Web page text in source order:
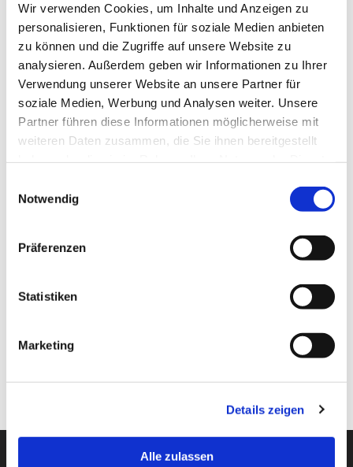
Wir verwenden Cookies, um Inhalte und Anzeigen zu
personalisieren, Funktionen für soziale Medien anbieten
zu können und die Zugriffe auf unsere Website zu
analysieren. Außerdem geben wir Informationen zu Ihrer
Verwendung unserer Website an unsere Partner für
soziale Medien, Werbung und Analysen weiter. Unsere
Partner führen diese Informationen möglicherweise mit
weiteren Daten zusammen, die Sie ihnen bereitgestellt
Notwendig
Präferenzen
Statistiken
Marketing
Details zeigen
Alle zulassen
Wir sorgen dafür, dass Ihr Auto technisch einwandfrei
läuft und jederzeit verkehrssicher ist. Dabei arbeiten
wir markenunabhängig und nach höchsten
Besondere Qualifikation:
Reparatur von Fahrzeug-Klimaanlagen nach der